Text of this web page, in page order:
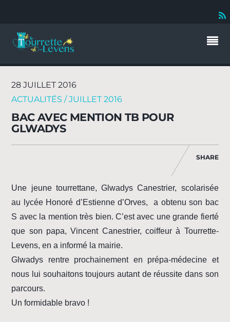
28 JUILLET 2016
ACTUALITÉS / JUILLET 2016
BAC AVEC MENTION TB POUR
GLWADYS
SHARE
Une jeune tourrettane, Glwadys Canestrier, scolarisée
au lycée Honoré d’Estienne d’Orves, a obtenu son bac
S avec la mention très bien. C’est avec une grande fierté
que son papa, Vincent Canestrier, coiffeur à Tourrette-
Levens, en a informé la mairie.
Glwadys rentre prochainement en prépa-médecine et
nous lui souhaitons toujours autant de réussite dans son
parcours.
Un formidable bravo !